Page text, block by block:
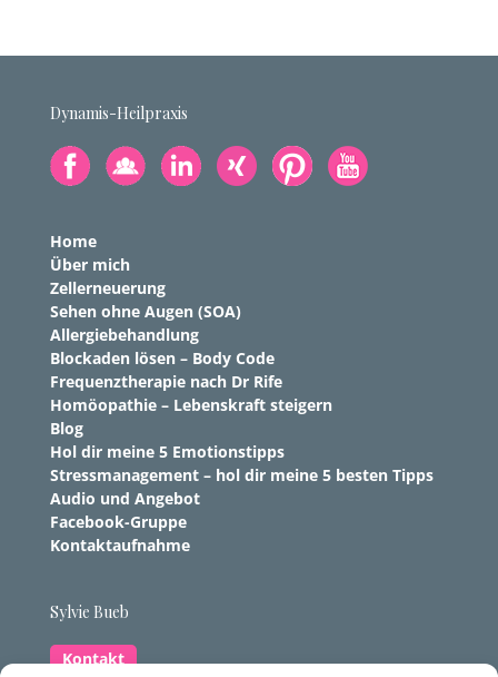
Dynamis-Heilpraxis
Home
Über mich
Zellerneuerung
Sehen ohne Augen (SOA)
Allergiebehandlung
Blockaden lösen – Body Code
Frequenztherapie nach Dr Rife
Homöopathie – Lebenskraft steigern
Blog
Hol dir meine 5 Emotionstipps
Stressmanagement – hol dir meine 5 besten Tipps
Audio und Angebot
Facebook-Gruppe
Kontaktaufnahme
Sylvie Bueb
Kontakt